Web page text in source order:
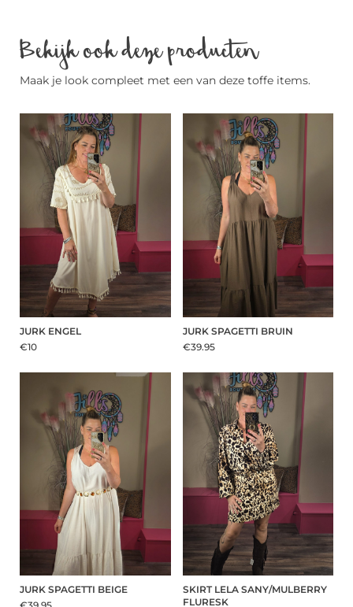
Bekijk ook deze producten
Maak je look compleet met een van deze toffe items.
JURK ENGEL
€10
JURK SPAGETTI BRUIN
€39.95
JURK SPAGETTI BEIGE
SKIRT LELA SANY/MULBERRY
FLURESK